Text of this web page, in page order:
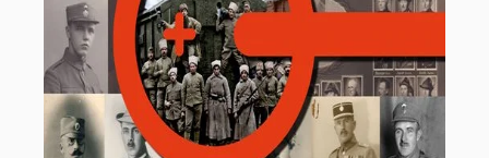
Rožmitál na Šumavě
Zobrazit více
Tankové dny v Muzeu obrněné techniky